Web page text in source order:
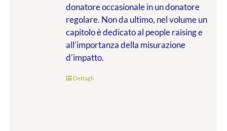
donatore occasionale in un donatore
regolare. Non da ultimo, nel volume un
capitolo è dedicato al people raising e
all’importanza della misurazione
d’impatto.
Dettagli